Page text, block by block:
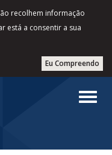
recolhem informação
está a consentir a sua
Eu Compreendo